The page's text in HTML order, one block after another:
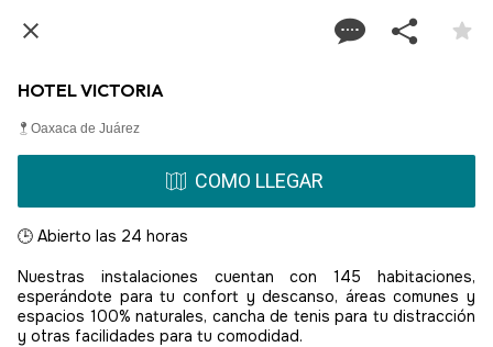
HOTEL VICTORIA
Oaxaca de Juárez
COMO LLEGAR
🕒 Abierto las 24 horas
Nuestras instalaciones cuentan con 145 habitaciones,
esperándote para tu confort y descanso, áreas comunes y
espacios 100% naturales, cancha de tenis para tu distracción
y otras facilidades para tu comodidad.